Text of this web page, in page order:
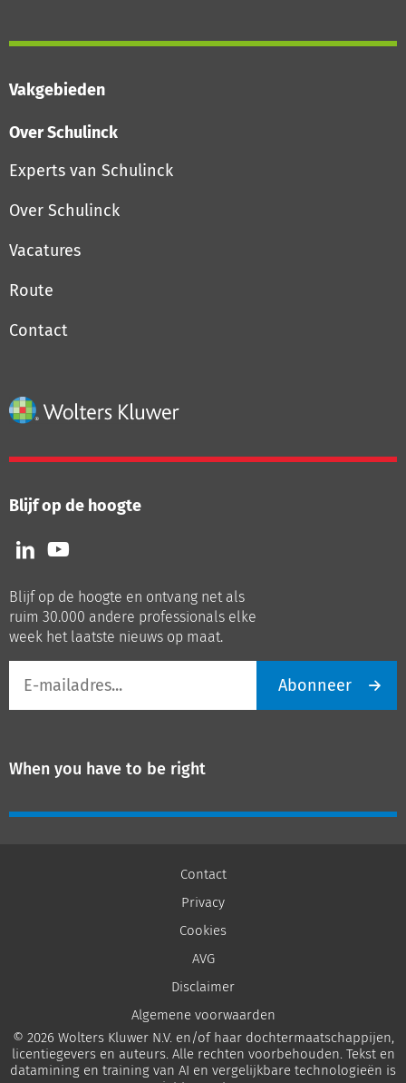
Vakgebieden
Over Schulinck
Experts van Schulinck
Over Schulinck
Vacatures
Route
Contact
Blijf op de hoogte
Volg
ons
LinkedIn
Volg
ons
Youtube
Blijf op de hoogte en ontvang net als
ruim 30.000 andere professionals elke
week het laatste nieuws op maat.
mailadres
Abonneer
When you have to be right
Contact
Privacy
Cookies
AVG
Disclaimer
Algemene voorwaarden
© 2026 Wolters Kluwer N.V. en/of haar dochtermaatschappijen,
licentiegevers en auteurs. Alle rechten voorbehouden. Tekst en
datamining en training van AI en vergelijkbare technologieën is